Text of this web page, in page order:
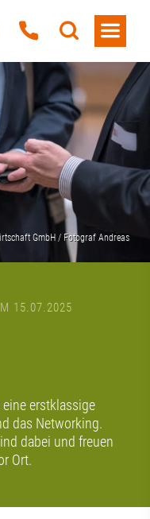
15.07.2025
erstklassige
das Networking.
dabei und freuen
Ort.